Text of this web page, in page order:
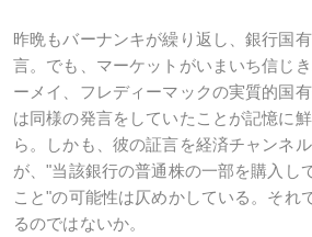
昨晩もバーナンキが繰り返し、銀行国
言。でも、マーケットがいまいち信じ
ーメイ、フレディーマックの実質的国
は同様の発言をしていたことが記憶に
ら。しかも、彼の証言を経済チャンネ
が、"当該銀行の普通株の一部を購入し
こと"の可能性は仄めかしている。それ
るのではないか。